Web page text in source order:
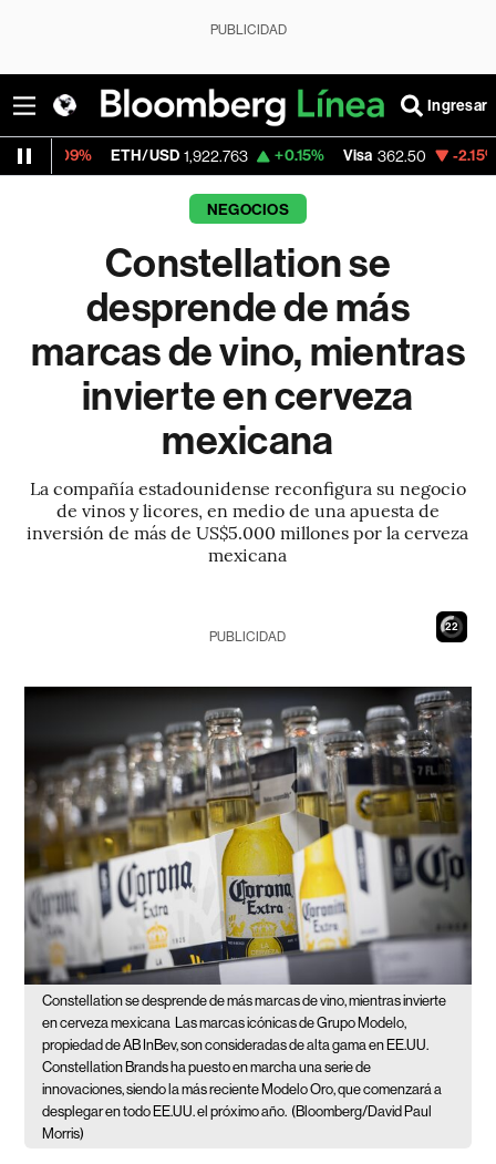
PUBLICIDAD
Ingresar
ETH/USD 1,922.763 +0.15% Visa 362.50 -2.15%
NEGOCIOS
Constellation se
desprende de más
marcas de vino, mientras
invierte en cerveza
mexicana
La compañía estadounidense reconfigura su negocio
de vinos y licores, en medio de una apuesta de
inversión de más de US$5.000 millones por la cerveza
mexicana
21
PUBLICIDAD
Constellation se desprende de más marcas de vino, mientras invierte
en cerveza mexicana
Las marcas icónicas de Grupo Modelo,
propiedad de AB InBev, son consideradas de alta gama en EE.UU.
Constellation Brands ha puesto en marcha una serie de
innovaciones, siendo la más reciente Modelo Oro, que comenzará a
desplegar en todo EE.UU. el próximo año. (Bloomberg/David Paul
Morris)